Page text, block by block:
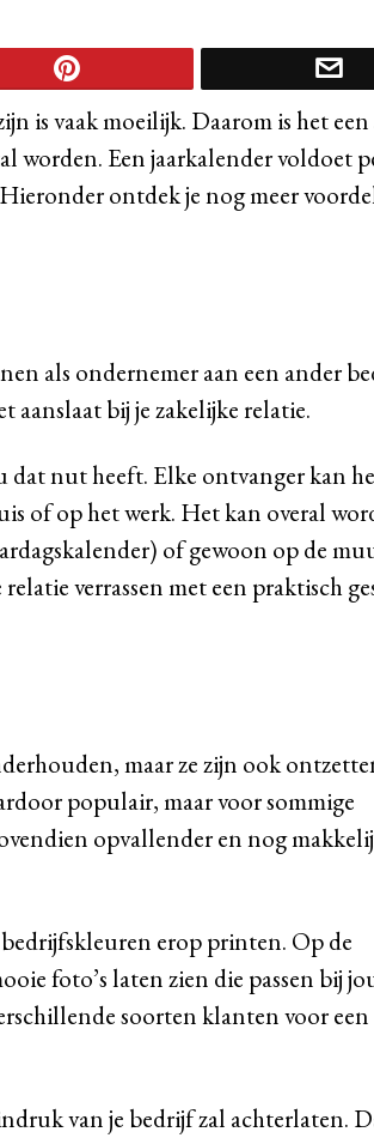
is vaak moeilijk. Daarom is het
worden. Een jaarkalender voldoet
ontdek je nog meer
als ondernemer aan een ander
aanslaat bij je zakelijke relatie.
dat nut heeft. Elke ontvanger kan
of op het werk. Het kan overal
of gewoon op de
relatie verrassen met een praktisch
maar ze zijn ook
populair, maar voor sommige
opvallender en nog
erop printen. Op de
foto’s laten zien die passen bij
soorten klanten voor een
van je bedrijf zal achterlaten.